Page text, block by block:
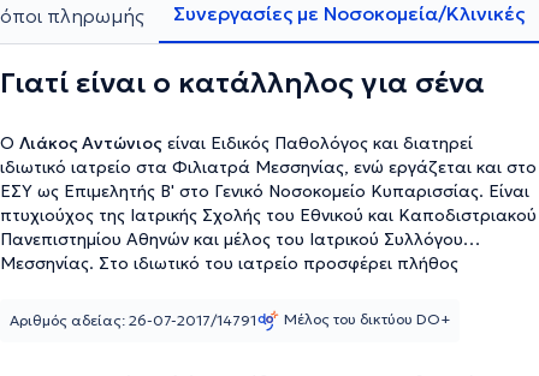
πληρωμής Συνεργασίες με Νοσοκομεία/Κλινικές
Γιατί είναι ο κατάλληλος για σένα
Ο Λιάκος Αντώνιος είναι Ειδικός Παθολόγος και διατηρεί
ιδιωτικό ιατρείο στα Φιλιατρά Μεσσηνίας, ενώ εργάζεται και στο
ΕΣΥ ως Επιμελητής Β' στο Γενικό Νοσοκομείο Κυπαρισσίας. Είναι
πτυχιούχος της Ιατρικής Σχολής του Εθνικού και Καποδιστριακού
Πανεπιστημίου Αθηνών και μέλος του Ιατρικού Συλλόγου
Μεσσηνίας. Στο ιδιωτικό του ιατρείο προσφέρει πλήθος
Αριθμός αδείας: 26-07-2017/14791 Μέλος του δικτύου DO+